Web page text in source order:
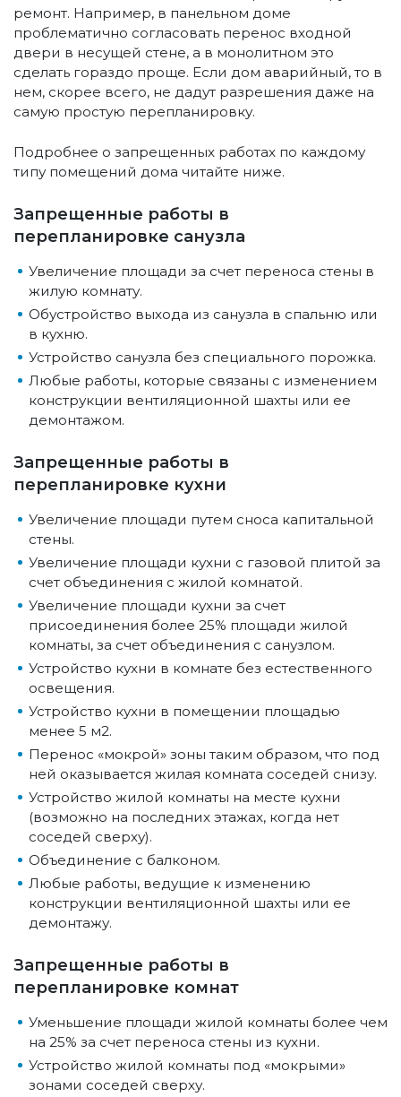
ремонт. Например, в панельном доме
проблематично согласовать перенос входной
двери в несущей стене, а в монолитном это
сделать гораздо проще. Если дом аварийный, то в
нем, скорее всего, не дадут разрешения даже на
самую простую перепланировку.
Подробнее о запрещенных работах по каждому
типу помещений дома читайте ниже.
Запрещенные работы в
перепланировке санузла
Увеличение площади за счет переноса стены в
жилую комнату.
Обустройство выхода из санузла в спальню или
в кухню.
Устройство санузла без специального порожка.
Любые работы, которые связаны с изменением
конструкции вентиляционной шахты или ее
демонтажом.
Запрещенные работы в
перепланировке кухни
Увеличение площади путем сноса капитальной
стены.
Увеличение площади кухни с газовой плитой за
счет объединения с жилой комнатой.
Увеличение площади кухни за счет
присоединения более 25% площади жилой
комнаты, за счет объединения с санузлом.
Устройство кухни в комнате без естественного
освещения.
Устройство кухни в помещении площадью
менее 5 м2.
Перенос «мокрой» зоны таким образом, что под
ней оказывается жилая комната соседей снизу.
Устройство жилой комнаты на месте кухни
(возможно на последних этажах, когда нет
соседей сверху).
Объединение с балконом.
Любые работы, ведущие к изменению
конструкции вентиляционной шахты или ее
демонтажу.
Запрещенные работы в
перепланировке комнат
Уменьшение площади жилой комнаты более чем
на 25% за счет переноса стены из кухни.
Устройство жилой комнаты под «мокрыми»
зонами соседей сверху.